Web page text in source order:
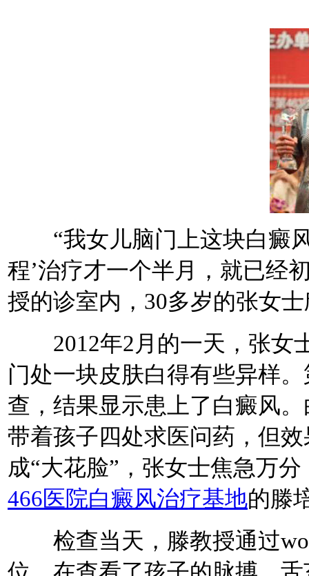
“我女儿脑门上这块白癜风
程’治疗才一个半月，就已经
授的诊室内，30多岁的张女
2012年2月的一天，张女
门处一块皮肤白得有些异样
查，结果显示患上了白癜风
带着孩子四处求医问药，但
成“大花脸”，张女士焦急万
466医院白癜风治疗基地的滕
检查当天，滕教授通过